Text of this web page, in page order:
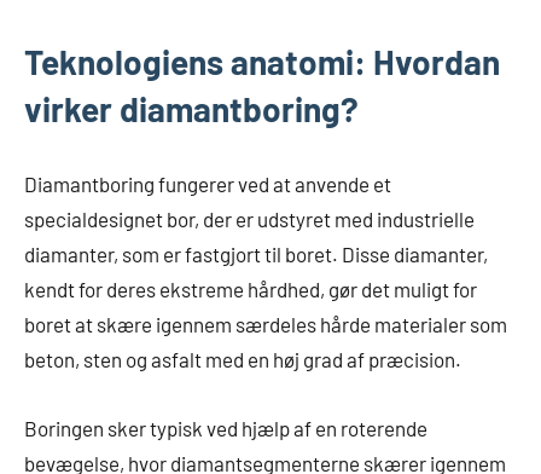
Teknologiens anatomi: Hvordan
virker diamantboring?
Diamantboring fungerer ved at anvende et
specialdesignet bor, der er udstyret med industrielle
diamanter, som er fastgjort til boret. Disse diamanter,
kendt for deres ekstreme hårdhed, gør det muligt for
boret at skære igennem særdeles hårde materialer som
beton, sten og asfalt med en høj grad af præcision.
Boringen sker typisk ved hjælp af en roterende
bevægelse, hvor diamantsegmenterne skærer igennem